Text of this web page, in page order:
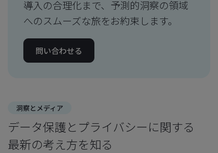
導入の合理化まで、予測的洞察の領域
へのスムーズな旅をお約束します。
問い合わせる
洞察とメディア
データ保護とプライバシーに関する
最新の考え方を知る